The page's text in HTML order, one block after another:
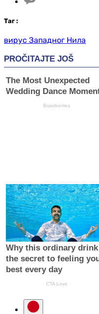
Таг :
вирус Западног Нила